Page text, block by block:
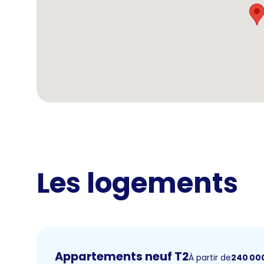
Les logements
Appartements neuf T2À partir de240